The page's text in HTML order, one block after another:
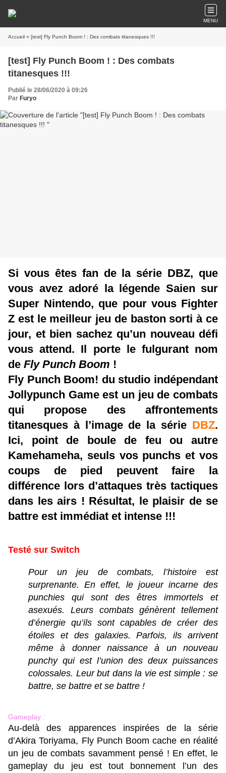
MENU
Accueil » [test] Fly Punch Boom ! : Des combats titanesques !!!
[test] Fly Punch Boom ! : Des combats
titanesques !!!
Publié le 28/06/2020 à 09:26
Par Furyo
Si vous êtes fan de la série DBZ, que
vous avez adoré la légende Saien sur
Super Nintendo, que pour vous Fighter
Z est le meilleur jeu de baston sorti à ce
jour, et bien sachez qu’un nouveau défi
vous attend. Il porte le fulgurant nom
de Fly Punch Boom !
Fly Punch Boom! du studio indépendant
Jollypunch Game est un jeu de combats
qui propose des affrontements
titanesques à l’image de la série DBZ.
Ici, point de boule de feu ou autre
Kamehameha, seuls vos punchs et vos
coups de pied peuvent faire la
différence lors d’attaques très tactiques
dans les airs ! Résultat, le plaisir de se
battre est immédiat et intense !!!
Testé sur Switch
Pour un jeu de combats, l’histoire est
surprenante. En effet, le joueur incarne des
punchies qui sont des êtres immortels et
asexués. Leurs combats génèrent tellement
d’énergie qu’ils sont capables de créer des
étoiles et des galaxies. Parfois, ils arrivent
même à donner naissance à un nouveau
punchy qui est l’union des deux puissances
colossales. Leur but dans la vie est simple : se
battre, se battre et se battre !
Gameplay :
Au-delà des apparences inspirées de la série
d’Akira Toriyama, Fly Punch Boom cache en réalité
un jeu de combats savamment pensé ! En effet, le
gameplay du jeu est tout bonnement l’un des